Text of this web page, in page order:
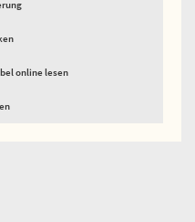
online lesen